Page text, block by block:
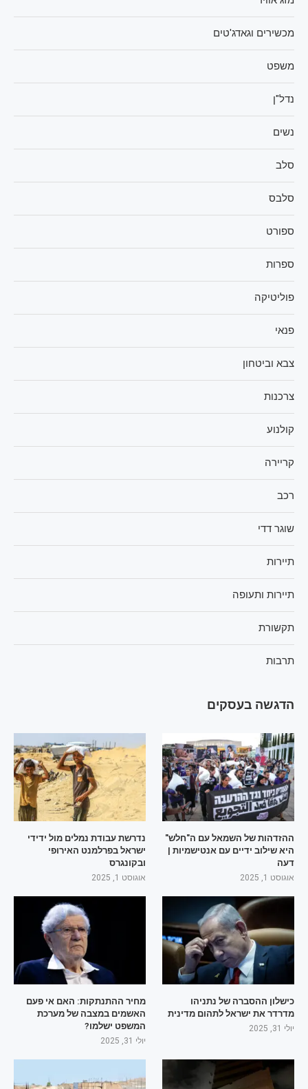
מכשירים וגאדג'טים
משפט
נדל"ן
נשים
סלב
סלבס
ספורט
ספרות
פוליטיקה
פנאי
צבא וביטחון
צרכנות
קולנוע
קריירה
רכב
שוגר דדי
תיירות
תיירות ותעופה
תקשורת
תרבות
הדגשה בעסקים
ההזדהות של השמאל עם ה"חלש"
היא שילוב ידיים עם אנטישמיות |
דעה
אוגוסט 1, 2025
נדרשת עבודת נמלים מול ידידי
ישראל בפרלמנט האירופי
ובקונגרס
אוגוסט 1, 2025
כישלון ההסברה של נתניהו
מדרדר את ישראל לתהום מדינית
יולי 31, 2025
מחיר ההתנתקות: האם אי פעם
האשמים במצבה של מערכת
המשפט ישלמו?
יולי 31, 2025